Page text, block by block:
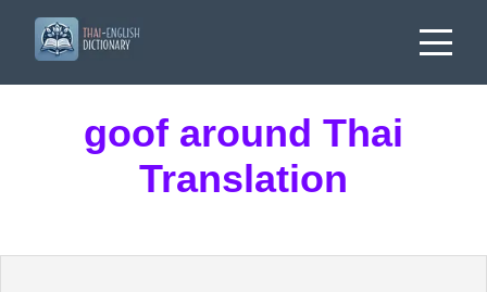
goof around Thai
Translation